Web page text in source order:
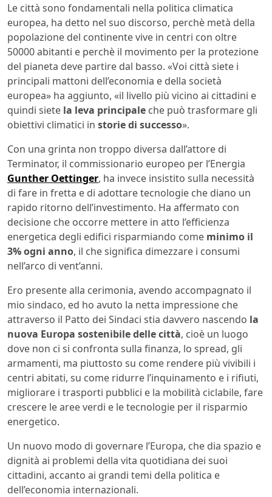
Le città sono fondamentali nella politica climatica
europea, ha detto nel suo discorso, perchè metà della
popolazione del continente vive in centri con oltre
50000 abitanti e perchè il movimento per la protezione
del pianeta deve partire dal basso. «Voi città siete i
principali mattoni dell’economia e della società
europea» ha aggiunto, «il livello più vicino ai cittadini e
quindi siete la leva principale che può trasformare gli
obiettivi climatici in storie di successo».
Con una grinta non troppo diversa dall’attore di
Terminator, il commissionario europeo per l’Energia
Gunther Oettinger, ha invece insistito sulla necessità
di fare in fretta e di adottare tecnologie che diano un
rapido ritorno dell’investimento. Ha affermato con
decisione che occorre mettere in atto l’efficienza
energetica degli edifici risparmiando come minimo il
3% ogni anno, il che significa dimezzare i consumi
nell’arco di vent’anni.
Ero presente alla cerimonia, avendo accompagnato il
mio sindaco, ed ho avuto la netta impressione che
attraverso il Patto dei Sindaci stia davvero nascendo la
nuova Europa sostenibile delle città, cioè un luogo
dove non ci si confronta sulla finanza, lo spread, gli
armamenti, ma piuttosto su come rendere più vivibili i
centri abitati, su come ridurre l’inquinamento e i rifiuti,
migliorare i trasporti pubblici e la mobilità ciclabile, fare
crescere le aree verdi e le tecnologie per il risparmio
energetico.
Un nuovo modo di governare l’Europa, che dia spazio e
dignità ai problemi della vita quotidiana dei suoi
cittadini, accanto ai grandi temi della politica e
dell’economia internazionali.